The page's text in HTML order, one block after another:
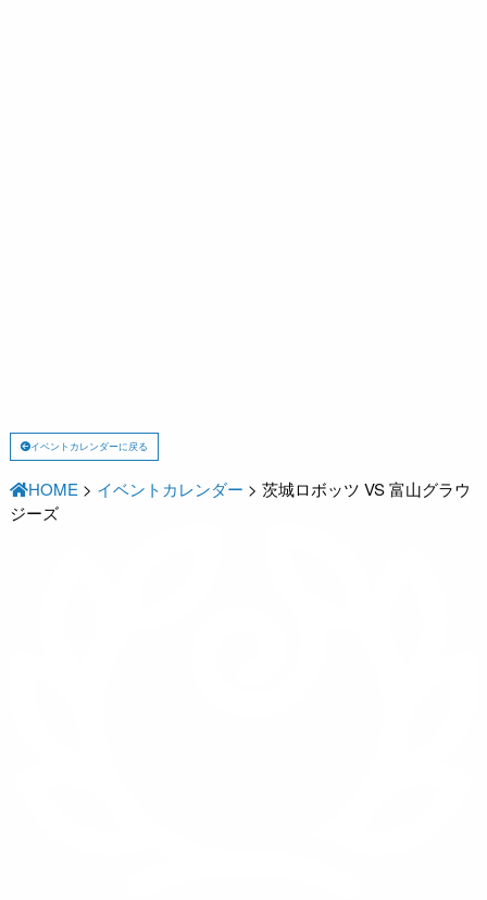
イベントカレンダーに戻る
HOME > イベントカレンダー >茨城ロボッツ VS 富山グラウ
ジーズ